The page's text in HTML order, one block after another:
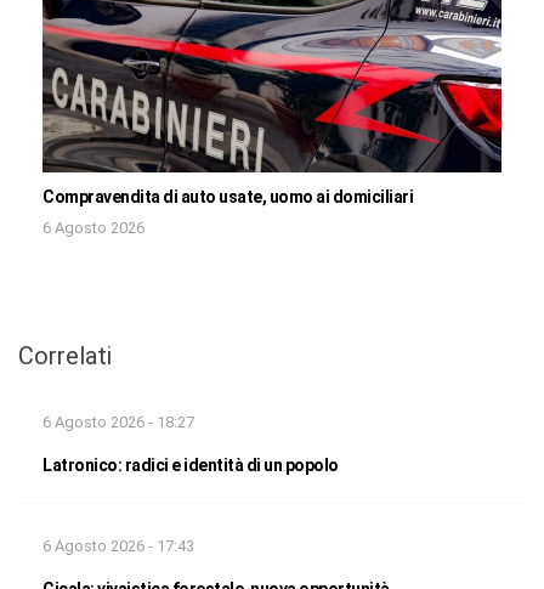
Compravendita di auto usate, uomo ai domiciliari
6 Agosto 2026
Correlati
6 Agosto 2026 - 18:27
Latronico: radici e identità di un popolo
6 Agosto 2026 - 17:43